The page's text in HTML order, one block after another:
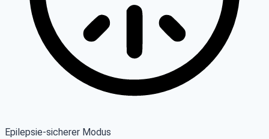
Epilepsie-sicherer Modus